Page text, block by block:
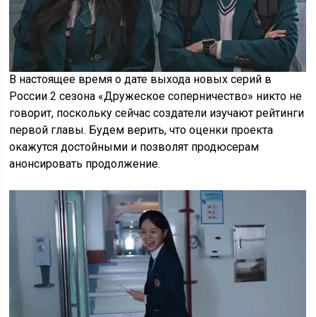
В настоящее время о дате выхода новых серий в
России 2 сезона «Дружеское соперничество» никто не
говорит, поскольку сейчас создатели изучают рейтинги
первой главы. Будем верить, что оценки проекта
окажутся достойными и позволят продюсерам
анонсировать продолжение.